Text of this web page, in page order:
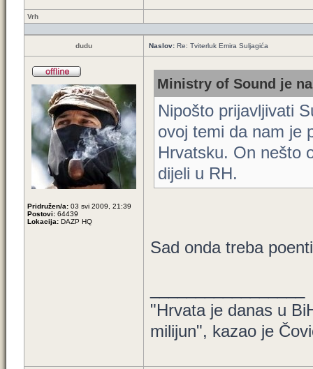
Vrh
dudu Naslov: Re: Tviterluk Emira Suljagića
Pridružen/a: 03 svi 2009, 21:39
Postovi: 64439
Lokacija: DAZP HQ
Ministry of Sound je
Nipošto prijavljivati
ovoj temi da nam je
Hrvatsku. On nešto
dijeli u RH.
Sad onda treba
"Hrvata je danas u
milijun", kazao je